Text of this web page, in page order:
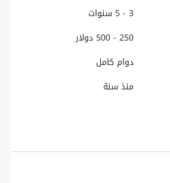
3 - 5 سنوات
250 - 500 دولار
دوام كامل
منذ سنة